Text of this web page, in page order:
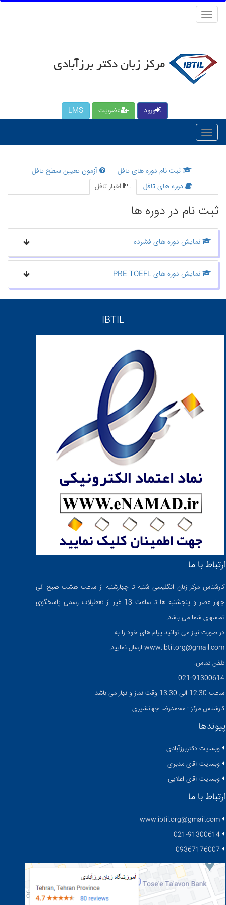
منو
کاربری
مرکز زبان دکتر برزآبادی
ورود عضویت LMS
ثبت نام دوره های تافل
آزمون تعیین سطح تافل
دوره های تافل
اخبار تافل
ثبت نام در دوره ها
IBTIL
ارتباط با ما
کارشناس مرکز زبان انگلیسی شنبه تا چهارشنبه از ساعت هشت صبح الی
چهار عصر و پنجشنبه ها تا ساعت 13 غیر از تعطیلات رسمی پاسخگوی
تماسهای شما می باشد.
در صورت نیاز می توانید پیام های خود را به
www.ibtil.org@gmail.com ارسال نمایید.
تلفن تماس:
021-91300614
ساعت 12:30 الی 13:30 وقت نماز و نهار می باشد.
کارشناس مرکز : محمدرضا جهانشیری
پیوندها
وبسایت دکتربرزآبادی
وبسایت آقای مدبری
وبسایت آقای اعلایی
ارتباط با ما
www.ibtil.org@gmail.com
021-91300614
09367176007